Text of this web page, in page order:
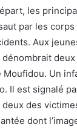
les
par les
Aux
dénombrait
Un
Il est signalé
deux des
dont